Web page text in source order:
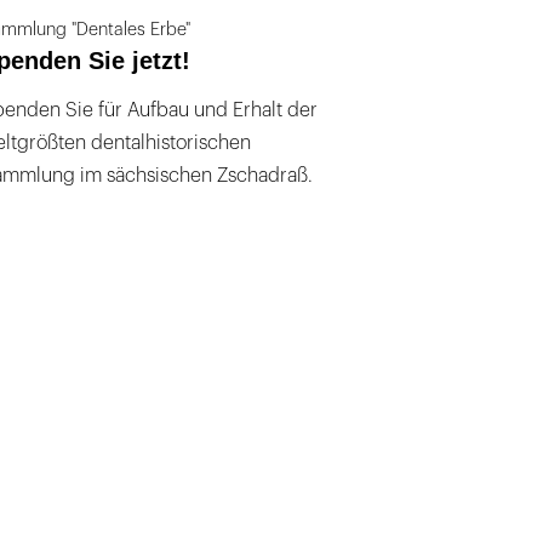
"Dentales Erbe"
Sie jetzt!
Sie für Aufbau und Erhalt der
dentalhistorischen
im sächsischen Zschadraß.